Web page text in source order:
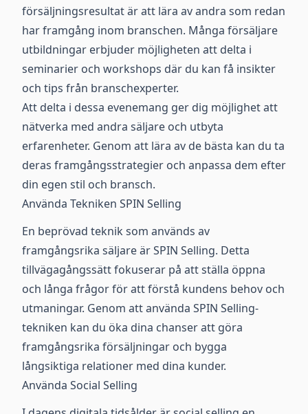
försäljningsresultat är att lära av andra som redan
har framgång inom branschen. Många försäljare
utbildningar erbjuder möjligheten att delta i
seminarier och workshops där du kan få insikter
och tips från branschexperter.
Att delta i dessa evenemang ger dig möjlighet att
nätverka med andra säljare och utbyta
erfarenheter. Genom att lära av de bästa kan du ta
deras framgångsstrategier och anpassa dem efter
din egen stil och bransch.
Använda Tekniken SPIN Selling
En beprövad teknik som används av
framgångsrika säljare är SPIN Selling. Detta
tillvägagångssätt fokuserar på att ställa öppna
och långa frågor för att förstå kundens behov och
utmaningar. Genom att använda SPIN Selling-
tekniken kan du öka dina chanser att göra
framgångsrika försäljningar och bygga
långsiktiga relationer med dina kunder.
Använda Social Selling